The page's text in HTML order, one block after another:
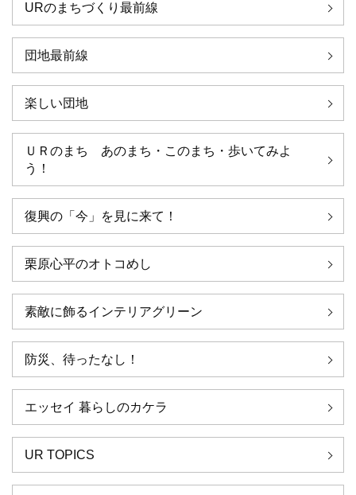
URのまちづくり最前線
団地最前線
楽しい団地
ＵＲのまち あのまち・このまち・歩いてみよ
う！
復興の「今」を見に来て！
栗原心平のオトコめし
素敵に飾るインテリアグリーン
防災、待ったなし！
エッセイ 暮らしのカケラ
UR TOPICS